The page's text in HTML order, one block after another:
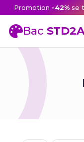
Promotion -42%se
Bac